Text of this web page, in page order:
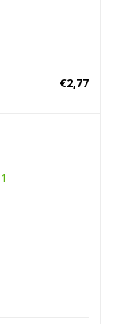
€2,77